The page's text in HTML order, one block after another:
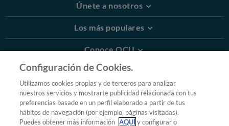
Únete a nosotros
Los más populares
Conoce OCU
Más Información
© 2026 OCU
Condiciones generales de contratación de OCU
Política de privacidad
Configuración de Cookies.
Utilizamos cookies propias y de terceros para analizar
nuestros servicios y mostrarte publicidad relacionada con tus
preferencias basado en un perfil elaborado a partir de tus
hábitos de navegación (por ejemplo, páginas visitadas).
Puedes obtener más información AQUÍy configurar o